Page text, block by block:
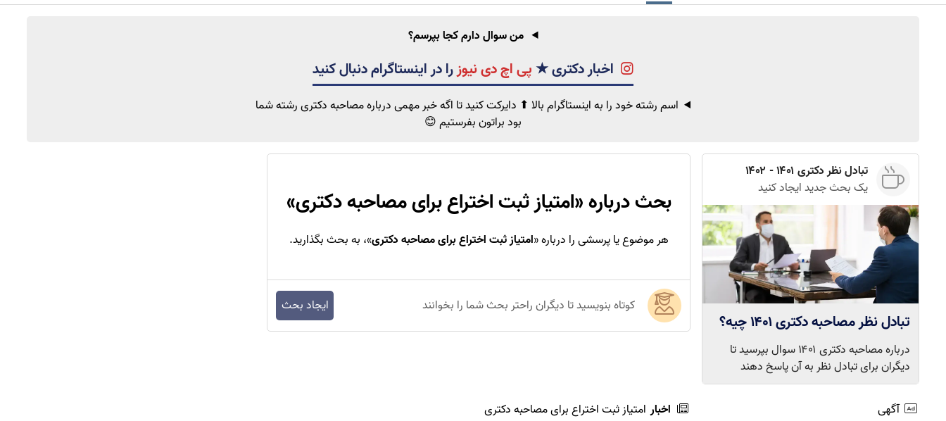
من سوال دارم کجا بپرسم؟
اخبار دکتری★پی اچ دی نیوز
اسم رشته خود را به اینستاگرام بالا ⬆ دایرکت کنید تا اگه خبر مهمیدرباره مصاحبه دکتری رشته شما
بود براتون بفرستیم 😊
بحث درباره «امتیاز ثبت اختراع برای مصاحبه دکتری»
هر موضوع یا پرسشی را درباره «امتیاز ثبت اختراع برای مصاحبه دکتری»، به بحث بگذارید.
کوتاه بنویسید تا دیگران راحتر بحث شما را بخوانند ایجاد بحث
تبادل نظر دکتری ۱۴۰۱ - ۱۴۰۲
یک بحث جدید ایجاد کنید
تبادل نظر مصاحبه دکتری ۱۴۰۱ چیه؟
درباره مصاحبه دکتری ۱۴۰۱ سوال بپرسید تا
دیگران برای تبادل نظر به آن پاسخ دهند
آگهی اخبار امتیاز ثبت اختراع برای مصاحبه دکتری